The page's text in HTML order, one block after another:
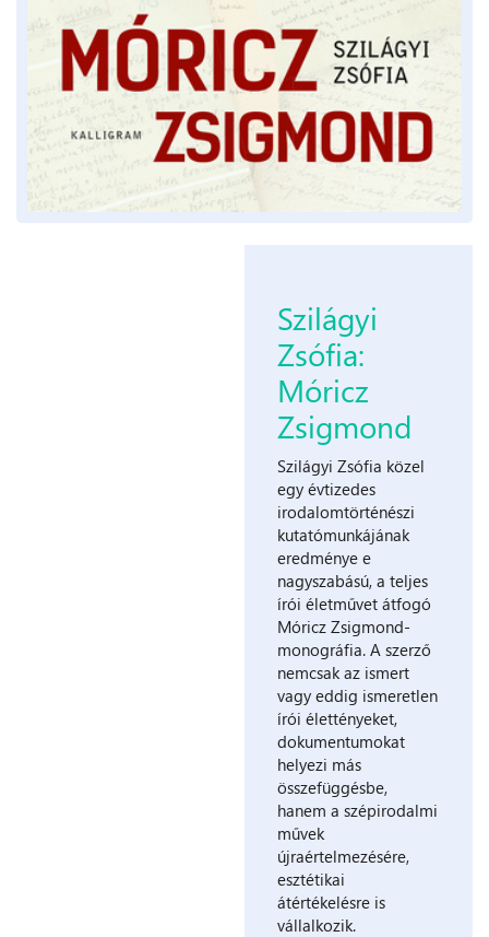
Szilágyi
Zsófia:
Móricz
Zsigmond
Szilágyi Zsófia közel
egy évtizedes
irodalomtörténészi
kutatómunkájának
eredménye e
nagyszabású, a teljes
írói életművet átfogó
Móricz Zsigmond-
monográfia. A szerző
nemcsak az ismert
vagy eddig ismeretlen
írói élettényeket,
dokumentumokat
helyezi más
összefüggésbe,
hanem a szépirodalmi
művek
újraértelmezésére,
esztétikai
átértékelésre is
vállalkozik.